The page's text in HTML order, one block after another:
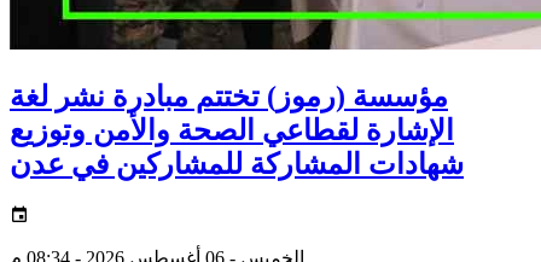
مؤسسة (رموز) تختتم مبادرة نشر لغة
الإشارة لقطاعي الصحة والأمن وتوزيع
شهادات المشاركة للمشاركين في عدن
الخميس - 06 أغسطس 2026 - 08:34 م